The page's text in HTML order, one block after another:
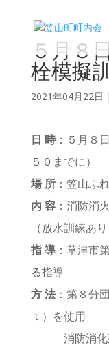
５月８
栓模擬
2021年04月22日 |
日 時：５月８
５０までに）
場 所：笠山ふ
内 容：消防消
（放水訓練あ
指 導：草津市
る指導
方 法：第８分
ｔ）を使用
消防消化延